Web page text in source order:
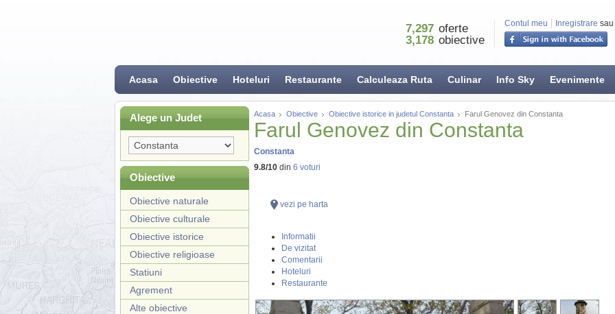
Contul meu Inregistrare sau
7,297 oferte
3,178 obiective
Acasa Obiective Hoteluri Restaurante Calculeaza Ruta Culinar Info Sky Evenimente
Alege un Judet
Obiective
Obiective naturale
Obiective culturale
Obiective istorice
Obiective religioase
Statiuni
Agrement
Alte obiective
Acasa Obiective Obiective istorice in judetul Constanta Farul Genovez din Constanta
Farul Genovez din Constanta
Constanta
9.8/10din 6 voturi
vezi pe harta
Informatii
De vizitat
Comentarii
Hoteluri
Restaurante